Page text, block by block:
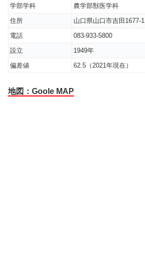
学部学科
農学部獣医学科
住所
山口県山口市吉田1677-1
電話
083-933-5800
設立
1949年
偏差値
62.5（2021年現在）
地図：Goole MAP